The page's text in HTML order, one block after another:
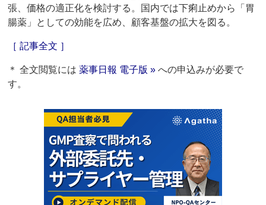
張、価格の適正化を検討する。国内では下痢止めから「胃
腸薬」としての効能を広め、顧客基盤の拡大を図る。
［ 記事全文 ］
＊ 全文閲覧には薬事日報 電子版 » への申込みが必要で
す。